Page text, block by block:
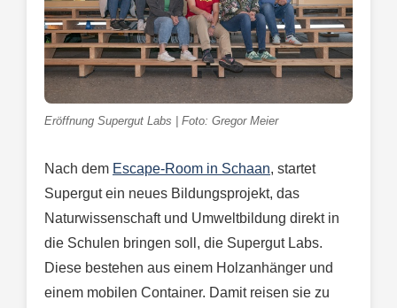
Eröffnung Supergut Labs | Foto: Gregor Meier
Nach dem Escape-Room in Schaan, startet
Supergut ein neues Bildungsprojekt, das
Naturwissenschaft und Umweltbildung direkt in
die Schulen bringen soll, die Supergut Labs.
Diese bestehen aus einem Holzanhänger und
einem mobilen Container. Damit reisen sie zu